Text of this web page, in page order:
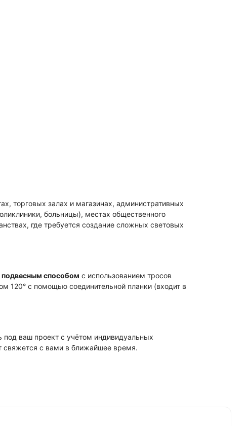
торговых залах и магазинах, административных
больницы), местах общественного
где требуется создание сложных световых
подвесным способом с использованием тросов
120° с помощью соединительной планки (входит в
ваш проект с учётом индивидуальных
свяжется с вами в ближайшее время.